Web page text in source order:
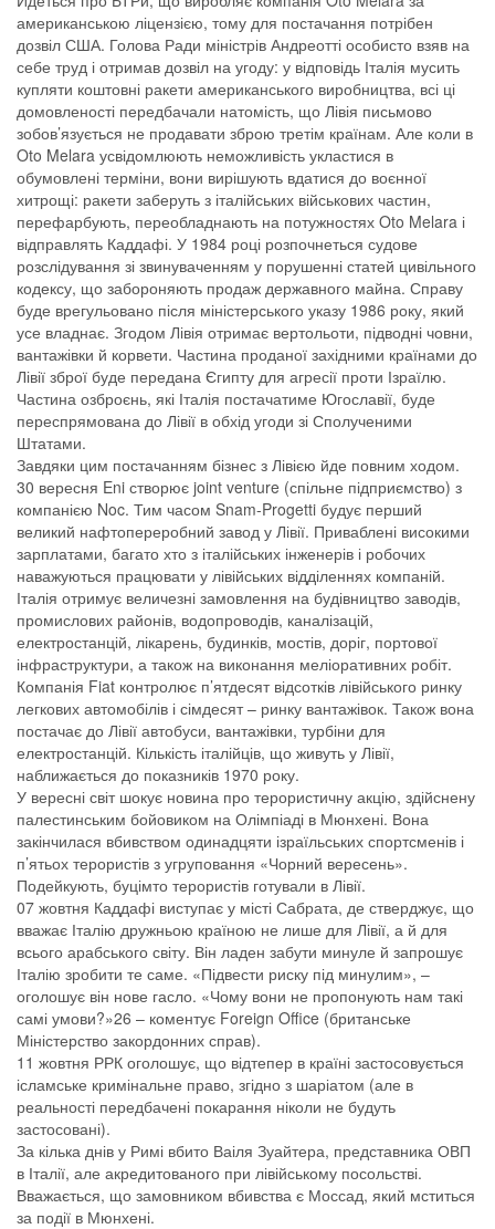
американською ліцензією, тому для постачання потрібен
дозвіл США. Голова Ради міністрів Андреотті особисто взяв на
себе труд і отримав дозвіл на угоду: у відповідь Італія мусить
купляти коштовні ракети американського виробництва, всі ці
домовленості передбачали натомість, що Лівія письмово
зобов’язується не продавати зброю третім країнам. Але коли в
Oto Melara усвідомлюють неможливість укластися в
обумовлені терміни, вони вирішують вдатися до воєнної
хитрощі: ракети заберуть з італійських військових частин,
перефарбують, переобладнають на потужностях Oto Melara і
відправлять Каддафі. У 1984 році розпочнеться судове
розслідування зі звинуваченням у порушенні статей цивільного
кодексу, що забороняють продаж державного майна. Справу
буде врегульовано після міністерського указу 1986 року, який
усе владнає. Згодом Лівія отримає вертольоти, підводні човни,
вантажівки й корвети. Частина проданої західними країнами до
Лівії зброї буде передана Єгипту для агресії проти Ізраїлю.
Частина озброєнь, які Італія постачатиме Югославії, буде
переспрямована до Лівії в обхід угоди зі Сполученими
Штатами.
Завдяки цим постачанням бізнес з Лівією йде повним ходом.
30 вересня Eni створює joint venture (спільне підприємство) з
компанією Noc. Тим часом Snam-Progetti будує перший
великий нафтопереробний завод у Лівії. Приваблені високими
зарплатами, багато хто з італійських інженерів і робочих
наважуються працювати у лівійських відділеннях компаній.
Італія отримує величезні замовлення на будівництво заводів,
промислових районів, водопроводів, каналізацій,
електростанцій, лікарень, будинків, мостів, доріг, портової
інфраструктури, а також на виконання меліоративних робіт.
Компанія Fiat контролює п’ятдесят відсотків лівійського ринку
легкових автомобілів і сімдесят – ринку вантажівок. Також вона
постачає до Лівії автобуси, вантажівки, турбіни для
електростанцій. Кількість італійців, що живуть у Лівії,
наближається до показників 1970 року.
У вересні світ шокує новина про терористичну акцію, здійснену
палестинським бойовиком на Олімпіаді в Мюнхені. Вона
закінчилася вбивством одинадцяти ізраїльських спортсменів і
п’ятьох терористів з угруповання «Чорний вересень».
Подейкують, буцімто терористів готували в Лівії.
07 жовтня Каддафі виступає у місті Сабрата, де стверджує, що
вважає Італію дружньою країною не лише для Лівії, а й для
всього арабського світу. Він ладен забути минуле й запрошує
Італію зробити те саме. «Підвести риску під минулим», –
оголошує він нове гасло. «Чому вони не пропонують нам такі
самі умови?»26 – коментує Foreign Office (британське
Міністерство закордонних справ).
11 жовтня РРК оголошує, що відтепер в країні застосовується
ісламське кримінальне право, згідно з шаріатом (але в
реальності передбачені покарання ніколи не будуть
застосовані).
За кілька днів у Римі вбито Ваіля Зуайтера, представника ОВП
в Італії, але акредитованого при лівійському посольстві.
Вважається, що замовником вбивства є Моссад, який мститься
за події в Мюнхені.